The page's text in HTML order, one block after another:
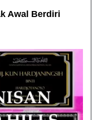
Awal Berdiri